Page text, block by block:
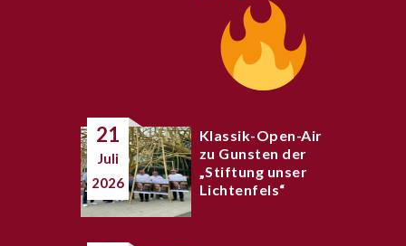
21
Juli
2026
Klassik-Open-Air
zu Gunsten der
„Stiftung unser
Lichtenfels“